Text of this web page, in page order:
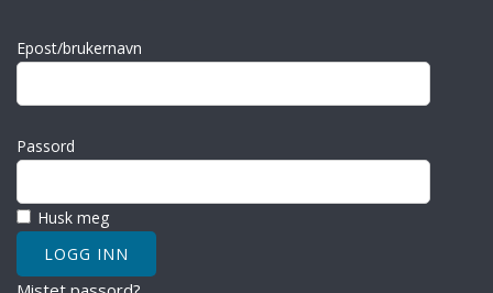
Epost/brukernavn
Passord
Husk meg